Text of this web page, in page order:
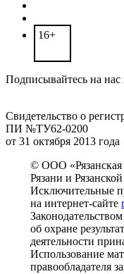
16+
Подписывайтесь на нас
Свидетельство о
ПИ №ТУ62-0200
от 31 октября 2013 года
© ООО «Рязанская
Рязани и
Исключительные
на интернет-сайте
об охране
деятельности
Использование
правообладателя